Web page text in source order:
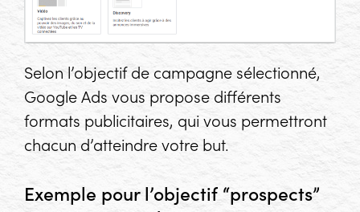
Selon l’objectif de campagne sélectionné,
Google Ads vous propose différents
formats publicitaires, qui vous permettront
chacun d’atteindre votre but.
Exemple pour l’objectif “prospects”